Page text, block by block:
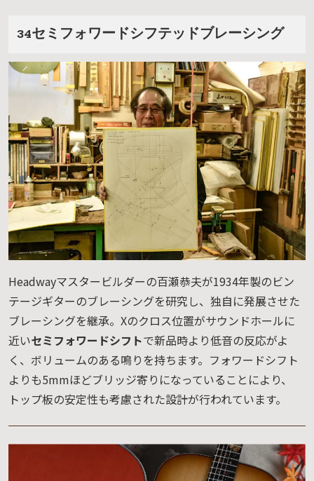
34セミフォワードシフテッドブレーシング
Headwayマスタービルダーの百瀬恭夫が1934年製のビン
テージギターのブレーシングを研究し、独自に発展させた
ブレーシングを継承。Xのクロス位置がサウンドホールに
近いセミフォワードシフトで新品時より低音の反応がよ
く、ボリュームのある鳴りを持ちます。フォワードシフト
よりも5mmほどブリッジ寄りになっていることにより、
トップ板の安定性も考慮された設計が行われています。